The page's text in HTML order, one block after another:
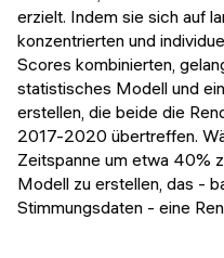
erzielt. Indem sie sich auf
konzentrierten und
Scores kombinierten,
statistisches Modell und
erstellen, die beide die
2017-2020 übertreffen.
Zeitspanne um etwa 40%
Modell zu erstellen, das -
Stimmungsdaten - eine